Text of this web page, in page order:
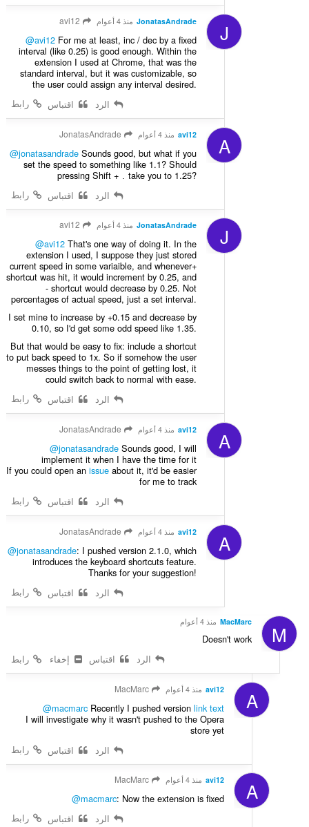
J
JonatasAndrade منذ 4 أعوام
@avi12 For me at least, inc / dec by a fixed
interval (like 0.25) is good enough. Within the
extension I used at Chrome, that was the
standard interval, but it was customizable, so
the user could assign any interval desired.
رابط
الرد اقتباس
A
avi12 منذ 4 أعوام
@jonatasandrade Sounds good, but what if you
set the speed to something like 1.1? Should
pressing Shift +
take you to 1.25?
رابط
الرد اقتباس
J
JonatasAndrade منذ 4 أعوام
@avi12 That's one way of doing it. In the
extension I used, I suppose they just stored
current speed in some variaible, and whenever+
shortcut was hit, it would increment by 0.25, and
- shortcut would decrease by 0.25. Not
percentages of actual speed, just a set interval.
I set mine to increase by +0.15 and decrease by
0.10, so I'd get some odd speed like 1.35.
But that would be easy to fix: include a shortcut
to put back speed to 1x. So if somehow the user
messes things to the point of getting lost, it
could switch back to normal with ease.
رابط
الرد اقتباس
A
avi12 منذ 4 أعوام
@jonatasandrade Sounds good, I will
implement it when I have the time for it
If you could open anissue about it, it'd be easier
for me to track
رابط
الرد اقتباس
A
avi12 منذ 4 أعوام
@jonatasandrade: I pushed version 2.1.0, which
introduces the keyboard shortcuts feature.
Thanks for your suggestion!
رابط
الرد اقتباس
M
MacMarc منذ 4 أعوام
Doesn't work
إخفاء
رابط الرد اقتباس
A
avi12 منذ 4 أعوام MacMarc
@macmarc Recently I pushed versionlink text
I will investigate why it wasn't pushed to the Opera
store yet
رابط
الرد اقتباس
A
avi12 منذ 4 أعوام MacMarc
@macmarc: Now the extension is fixed
رابط
الرد اقتباس